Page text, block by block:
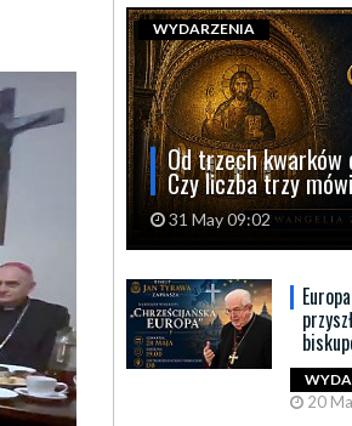
Od trzech kwarków
Czy liczba trzy
31 May 09:02
WYDARZENIA
20